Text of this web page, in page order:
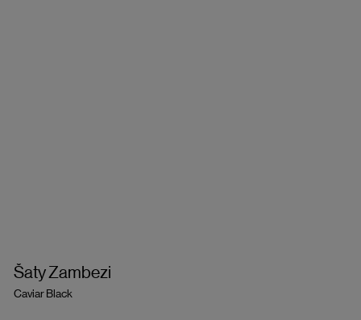
Šaty Zambezi
Caviar Black